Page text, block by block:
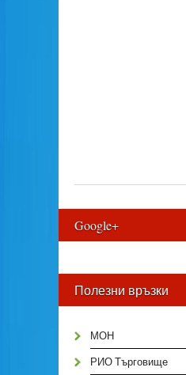
Google+
Полезни връзки
МОН
РИО Търговище